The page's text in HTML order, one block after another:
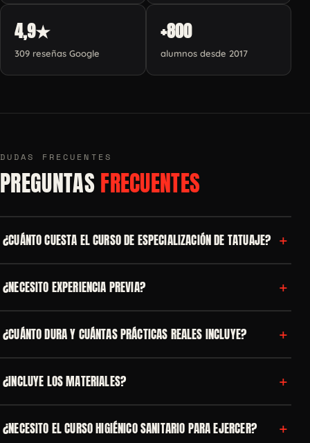
4,9★
309 reseñas Google
+800
alumnos desde 2017
DUDAS FRECUENTES
PREGUNTASFRECUENTES
¿CUÁNTO CUESTA EL CURSO DE ESPECIALIZACIÓN DE TATUAJE? +
¿NECESITO EXPERIENCIA PREVIA? +
¿CUÁNTO DURA Y CUÁNTAS PRÁCTICAS REALES INCLUYE? +
¿INCLUYE LOS MATERIALES? +
¿NECESITO EL CURSO HIGIÉNICO SANITARIO PARA EJERCER? +